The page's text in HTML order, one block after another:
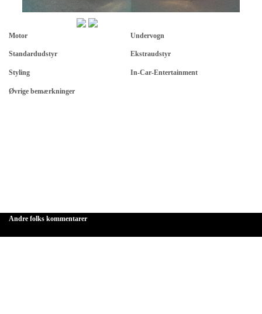
Motor Undervogn
Standardudstyr Ekstraudstyr
Styling In-Car-Entertainment
Øvrige bemærkninger
Andre folks kommentarer